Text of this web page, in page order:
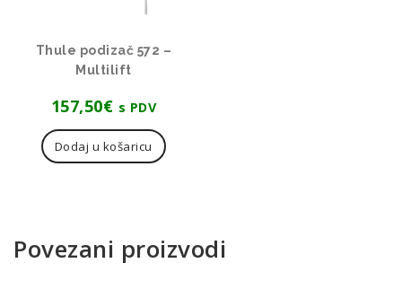
Thule podizač 572 –
Multilift
157,50€ s PDV
Dodaj u košaricu
Povezani proizvodi